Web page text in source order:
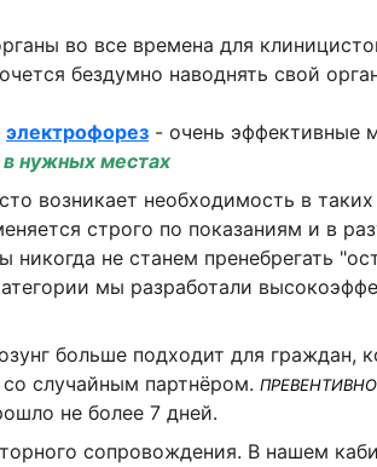
во все времена для
бездумно наводнять свой
электрофорез - очень эффективные
нужных местах
возникает необходимость в
строго по показаниям и в
не станем пренебрегать
мы разработали
больше подходит для граждан,
случайным партнёром.
не более 7 дней.
сопровождения. В нашем